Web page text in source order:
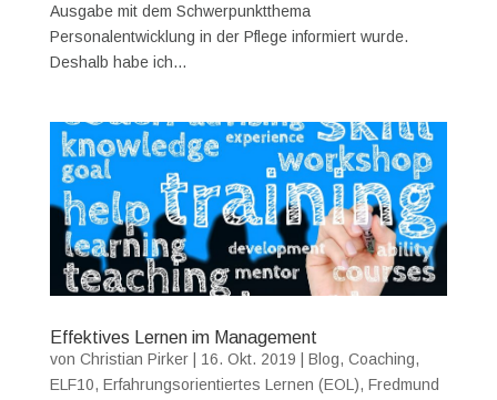
Ausgabe mit dem Schwerpunktthema
Personalentwicklung in der Pflege informiert wurde.
Deshalb habe ich...
Effektives Lernen im Management
von Christian Pirker| 16. Okt. 2019 Blog, Coaching,
ELF10, Erfahrungsorientiertes Lernen (EOL), Fredmund